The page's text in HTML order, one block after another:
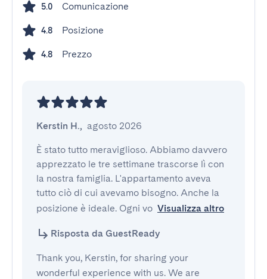
5.0 Comunicazione
4.8 Posizione
4.8 Prezzo
Kerstin H., agosto 2026
È stato tutto meraviglioso. Abbiamo davvero
apprezzato le tre settimane trascorse lì con
la nostra famiglia. L'appartamento aveva
tutto ciò di cui avevamo bisogno. Anche la
posizione è ideale. Ogni vo Visualizza altro
Risposta da GuestReady
Thank you, Kerstin, for sharing your
wonderful experience with us. We are